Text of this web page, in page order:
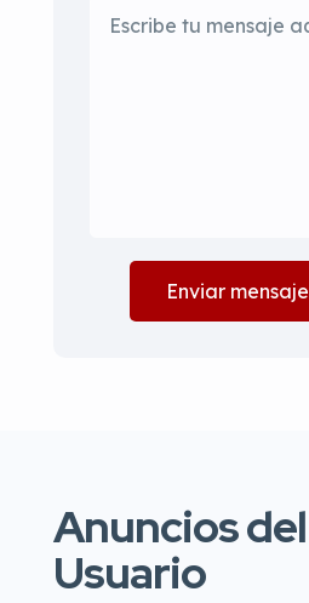
Enviar mensaje
Anuncios del
Usuario